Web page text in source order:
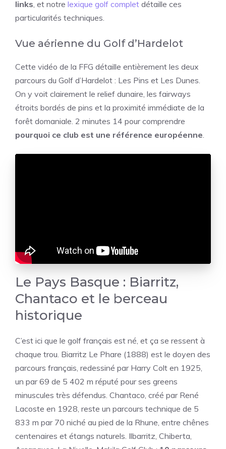
links , et notre lexique golf complet détaille ces
particularités techniques.
Vue aérienne du Golf d’Hardelot
Cette vidéo de la FFG détaille entièrement les deux
parcours du Golf d’Hardelot : Les Pins et Les Dunes.
On y voit clairement le relief dunaire, les fairways
étroits bordés de pins et la proximité immédiate de la
forêt domaniale. 2 minutes 14 pour comprendre
pourquoi ce club est une référence européenne
Le Pays Basque : Biarritz,
Chantaco et le berceau
historique
C’est ici que le golf français est né, et ça se ressent à
chaque trou. Biarritz Le Phare (1888) est le doyen des
parcours français, redessiné par Harry Colt en 1925,
un par 69 de 5 402 m réputé pour ses greens
minuscules très défendus. Chantaco, créé par René
Lacoste en 1928, reste un parcours technique de 5
833 m par 70 niché au pied de la Rhune, entre chênes
centenaires et étangs naturels. Ilbarritz, Chiberta,